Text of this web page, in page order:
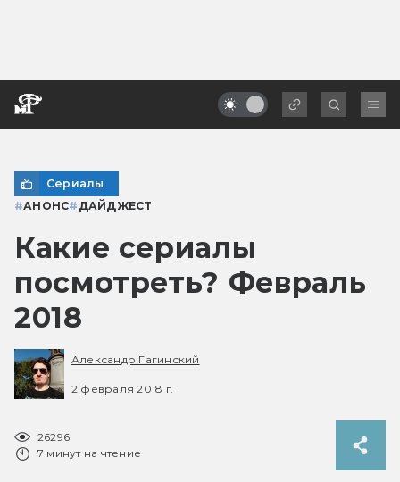
Сериалы
#АНОНС# ДАЙДЖЕСТ
Какие сериалы
посмотреть? Февраль
2018
Александр Гагинский
2 февраля 2018 г.
26296
7 минут на чтение